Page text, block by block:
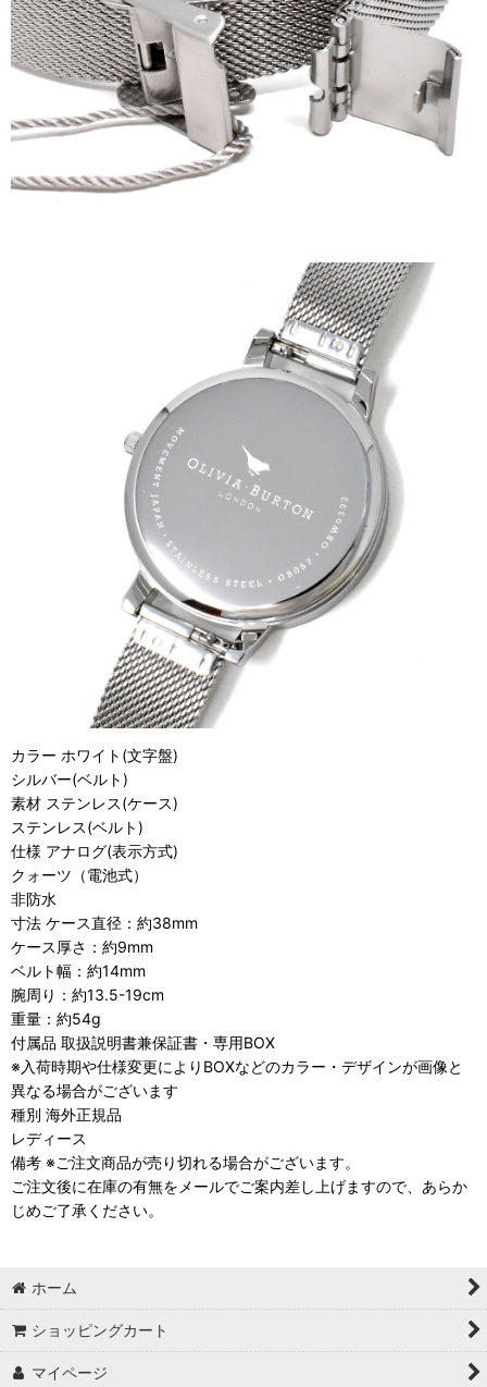
カラー ホワイト(文字盤)
シルバー(ベルト)
素材 ステンレス(ケース)
ステンレス(ベルト)
仕様 アナログ(表示方式)
クォーツ（電池式）
非防水
寸法 ケース直径：約38mm
ケース厚さ：約9mm
ベルト幅：約14mm
腕周り：約13.5-19cm
重量：約54g
付属品 取扱説明書兼保証書・専用BOX
※入荷時期や仕様変更によりBOXなどのカラー・デザインが画像と
異なる場合がございます
種別 海外正規品
レディース
備考 ※ご注文商品が売り切れる場合がございます。
ご注文後に在庫の有無をメールでご案内差し上げますので、あらか
じめご了承ください。
ホーム
ショッピングカート
マイページ